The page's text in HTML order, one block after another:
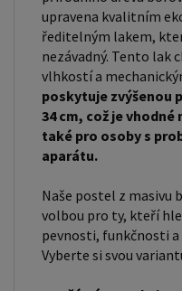
měla být taková,
lehat. Rozměry
vzhled a funkčnost
naleznete i postele
důležité pro starší
pohyblivostí.
90x200 cm jsou
pro jednolůžko. Tyto
pro jednotlivce a
studentském pokoji,
pokojích. Námi
upravena kvalitním
ředitelným lakem,
nezávadný. Tento lak
vlhkostí a
poskytuje zvýšenou
34 cm, což je
také pro osoby s
aparátu.
Naše postel z masivu
volbou pro ty, kteří
pevnosti, funkčnosti
Vyberte si svou